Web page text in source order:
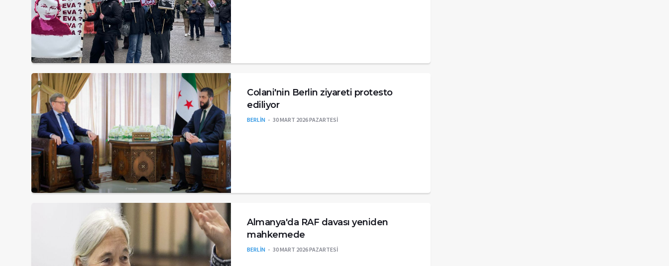
Colani'nin Berlin ziyareti protesto
ediliyor
BERLİN 30 MART 2026 PAZARTESI
Almanya'da RAF davası yeniden
mahkemede
BERLİN 30 MART 2026 PAZARTESI